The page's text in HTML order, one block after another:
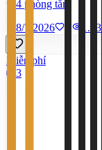
4 phòng tắm
8/7/2026
1.535
Miễn phí
3